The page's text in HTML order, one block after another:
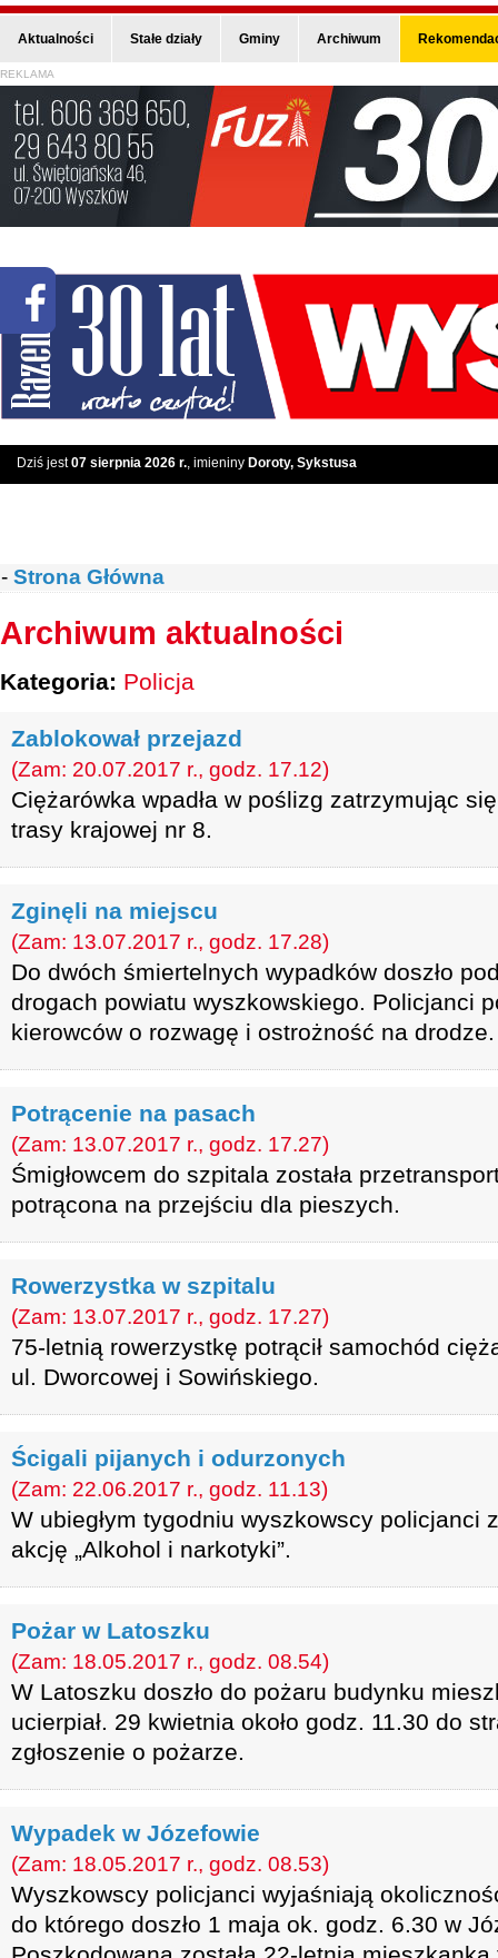
Aktualności Stałe działy Gminy Archiwum
REKLAMA
Dziś jest07 sierpnia 2026 r., imieniny Doroty, Sykstusa
- Strona Główna
Archiwum aktualności
Kategoria: Policja
Zablokował przejazd
(Zam: 20.07.2017 r., godz. 17.12)
Ciężarówka wpadła w poślizg zatrzymując
trasy krajowej nr 8.
Zginęli na miejscu
(Zam: 13.07.2017 r., godz. 17.28)
Do dwóch śmiertelnych wypadków doszło
drogach powiatu wyszkowskiego. Policjanci
kierowców o rozwagę i ostrożność na drodze.
Potrącenie na pasach
(Zam: 13.07.2017 r., godz. 17.27)
Śmigłowcem do szpitala została
potrącona na przejściu dla pieszych.
Rowerzystka w szpitalu
(Zam: 13.07.2017 r., godz. 17.27)
75-letnią rowerzystkę potrącił samochód
ul. Dworcowej i Sowińskiego.
Ścigali pijanych i odurzonych
(Zam: 22.06.2017 r., godz. 11.13)
W ubiegłym tygodniu wyszkowscy policjanci
akcję „Alkohol i narkotyki”.
Pożar w Latoszku
(Zam: 18.05.2017 r., godz. 08.54)
W Latoszku doszło do pożaru budynku
ucierpiał. 29 kwietnia około godz. 11.30 do
zgłoszenie o pożarze.
Wypadek w Józefowie
(Zam: 18.05.2017 r., godz. 08.53)
Wyszkowscy policjanci wyjaśniają
do którego doszło 1 maja ok. godz. 6.30 w